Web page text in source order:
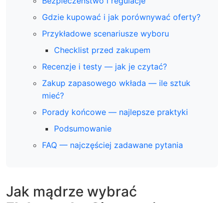
Gdzie kupować i jak porównywać oferty?
Przykładowe scenariusze wyboru
Checklist przed zakupem
Recenzje i testy — jak je czytać?
Zakup zapasowego wkłada — ile sztuk
mieć?
Porady końcowe — najlepsze praktyki
Podsumowanie
FAQ — najczęściej zadawane pytania
Jak mądrze wybrać